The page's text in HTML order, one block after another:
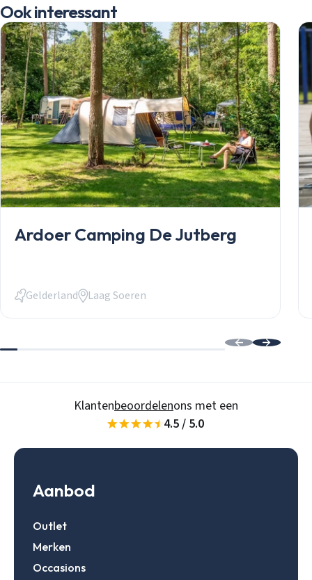
Stacaravans
Chalets
Occasions
Inkoop
Service
Over
Onze
Chaletbouw
Ook interessant
Ardoer Camping De Jutberg
Gelderland Laag Soeren
Klantenbeoordelenons met een
4.5 / 5.0
Aanbod
Outlet
Merken
Occasions
Gegevens onthouden